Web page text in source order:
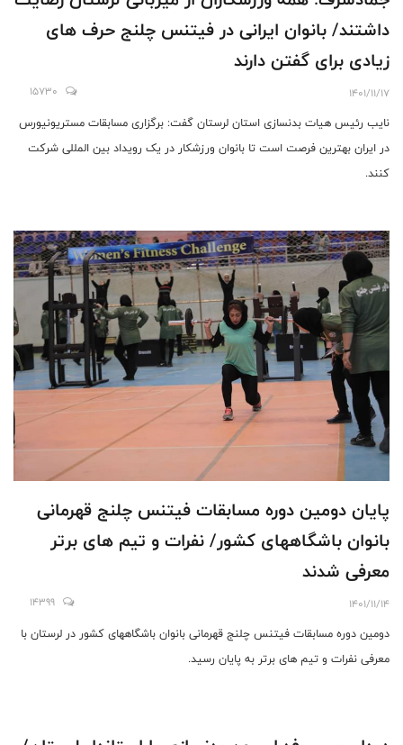
داشتند/ بانوان ایرانی در فیتنس چلنج حرف های
زیادی برای گفتن دارند
1401/11/17
15730
نایب رئیس هیات بدنسازی استان لرستان گفت: برگزاری مسابقات مستریونیورس
در ایران بهترین فرصت است تا بانوان ورزشکار در یک رویداد بین المللی شرکت
کنند.
پايان دومين دوره مسابقات فيتنس چلنج قهرمانى
بانوان باشگاههاى كشور/ نفرات و تيم هاى برتر
معرفى شدند
1401/11/14
14399
دومين دوره مسابقات فيتنس چلنج قهرمانى بانوان باشگاههاى كشور در لرستان با
معرفى نفرات و تيم هاى برتر به پايان رسيد.